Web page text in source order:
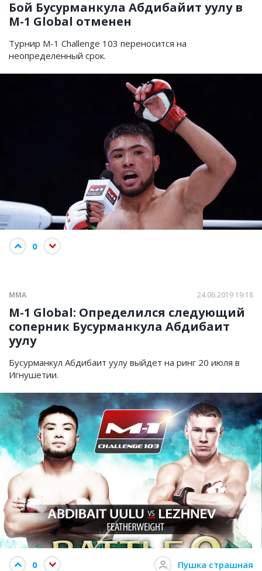
Бой Бусурманкула Абдибайит уулу в
M-1 Global отменен
Турнир M-1 Challenge 103 переносится на
неопределенный срок.
0
ММА 24.06.2019 19:18
M-1 Global: Определился следующий
соперник Бусурманкула Абдибаит
уулу
Бусурманкул Абдибаит уулу выйдет на ринг 20 июля в
Игнушетии.
0 Пушка страшная